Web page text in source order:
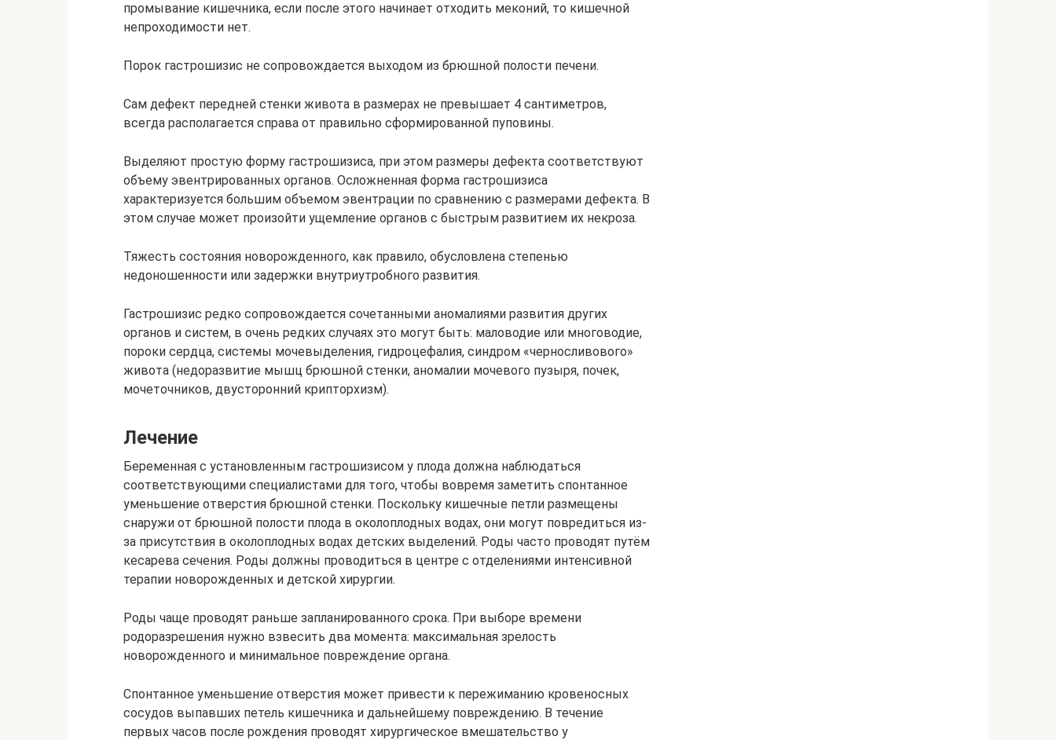
промывание кишечника, если после этого начинает отходить меконий, то кишечной
непроходимости нет.
Порок гастрошизис не сопровождается выходом из брюшной полости печени.
Сам дефект передней стенки живота в размерах не превышает 4 сантиметров,
всегда располагается справа от правильно сформированной пуповины.
Выделяют простую форму гастрошизиса, при этом размеры дефекта соответствуют
объему эвентрированных органов. Осложненная форма гастрошизиса
характеризуется большим объемом эвентрации по сравнению с размерами дефекта. В
этом случае может произойти ущемление органов с быстрым развитием их некроза.
Тяжесть состояния новорожденного, как правило, обусловлена степенью
недоношенности или задержки внутриутробного развития.
Гастрошизис редко сопровождается сочетанными аномалиями развития других
органов и систем, в очень редких случаях это могут быть: маловодие или многоводие,
пороки сердца, системы мочевыделения, гидроцефалия, синдром «черносливового»
живота (недоразвитие мышц брюшной стенки, аномалии мочевого пузыря, почек,
мочеточников, двусторонний крипторхизм).
Лечение
Беременная с установленным гастрошизисом у плода должна наблюдаться
соответствующими специалистами для того, чтобы вовремя заметить спонтанное
уменьшение отверстия брюшной стенки. Поскольку кишечные петли размещены
снаружи от брюшной полости плода в околоплодных водах, они могут повредиться из-
за присутствия в околоплодных водах детских выделений. Роды часто проводят путём
кесарева сечения. Роды должны проводиться в центре с отделениями интенсивной
терапии новорожденных и детской хирургии.
Роды чаще проводят раньше запланированного срока. При выборе времени
родоразрешения нужно взвесить два момента: максимальная зрелость
новорожденного и минимальное повреждение органа.
Спонтанное уменьшение отверстия может привести к пережиманию кровеносных
сосудов выпавших петель кишечника и дальнейшему повреждению. В течение
первых часов после рождения проводят хирургическое вмешательство у